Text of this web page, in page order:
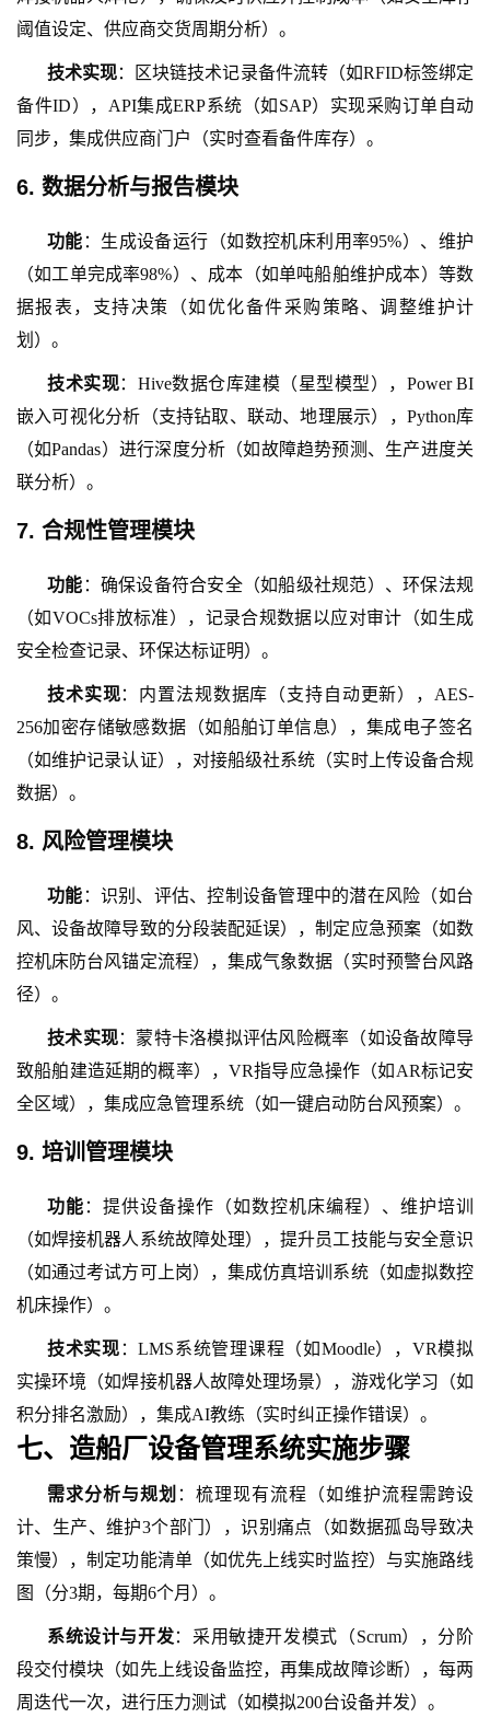
阈值设定、供应商交货周期分析）。
技术实现：区块链技术记录备件流转（如RFID标签绑定
备件ID），API集成ERP系统（如SAP）实现采购订单自动
同步，集成供应商门户（实时查看备件库存）。
6. 数据分析与报告模块
功能 ：生成设备运行（如数控机床利用率95%）、维护
（如工单完成率98%）、成本（如单吨船舶维护成本）等数
据报表，支持决策（如优化备件采购策略、调整维护计
划）。
技术实现： Hive数据仓库建模（星型模型），Power BI
嵌入可视化分析（支持钻取、联动、地理展示），Python库
（如Pandas）进行深度分析（如故障趋势预测、生产进度关
联分析）。
7. 合规性管理模块
功能 ：确保设备符合安全（如船级社规范）、环保法规
（如VOCs排放标准），记录合规数据以应对审计（如生成
安全检查记录、环保达标证明）。
技术实现：内置法规数据库（支持自动更新）， AES-
256加密存储敏感数据（如船舶订单信息），集成电子签名
（如维护记录认证），对接船级社系统（实时上传设备合规
数据）。
8. 风险管理模块
功能 ：识别、评估、控制设备管理中的潜在风险（如台
风、设备故障导致的分段装配延误），制定应急预案（如数
控机床防台风锚定流程），集成气象数据（实时预警台风路
径）。
技术实现：蒙特卡洛模拟评估风险概率（如设备故障导
致船舶建造延期的概率）， VR指导应急操作（如AR标记安
全区域），集成应急管理系统（如一键启动防台风预案）。
9. 培训管理模块
功能 ：提供设备操作（如数控机床编程）、维护培训
（如焊接机器人系统故障处理），提升员工技能与安全意识
（如通过考试方可上岗），集成仿真培训系统（如虚拟数控
机床操作）。
技术实现 ：LMS系统管理课程（如Moodle），VR模拟
实操环境（如焊接机器人故障处理场景），游戏化学习（如
积分排名激励），集成AI教练（实时纠正操作错误）。
七、造船厂设备管理系统实施步骤
需求分析与规划 ：梳理现有流程（如维护流程需跨设
计、生产、维护3个部门），识别痛点（如数据孤岛导致决
策慢），制定功能清单（如优先上线实时监控）与实施路线
图（分3期，每期6个月）。
系统设计与开发：采用敏捷开发模式（Scrum），分阶
段交付模块（如先上线设备监控，再集成故障诊断），每两
周迭代一次，进行压力测试（如模拟200台设备并发）。